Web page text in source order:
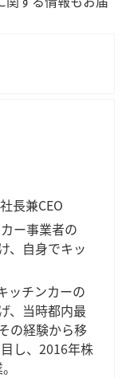
長兼CEO
ー事業者の
、自身でキッ
ッチンカーの
、当時都内最
の経験から移
し、2016年株